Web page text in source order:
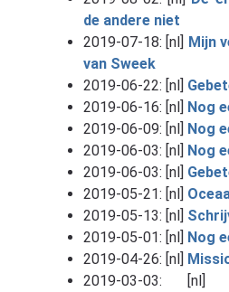
de andere niet
2019-07-18: [nl] Mijn
van Sweek
2019-06-22: [nl]
2019-06-16: [nl] Nog
2019-06-09: [nl] Nog
2019-06-03: [nl] Nog
2019-06-03: [nl]
2019-05-21: [nl]
2019-05-13: [nl]
2019-05-01: [nl] Nog
2019-04-26: [nl]
2019-03-03: [nl]